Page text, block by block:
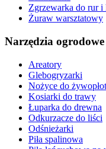
Zgrzewarka do rur i
Żuraw warsztatowy
Narzędzia ogrodowe
Areatory
Glebogryzarki
Nożyce do
Kosiarki do trawy
Łuparka do drewna
Odkurzacze do liści
Odśnieżarki
Piła spalinowa